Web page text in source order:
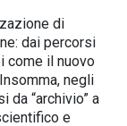
di
dai percorsi
come il nuovo
negli
da “archivio” a
e